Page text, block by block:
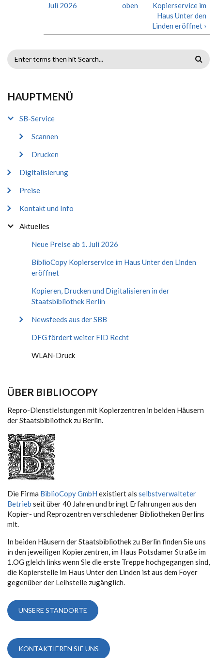
Juli 2026
oben
Kopierservice im
Haus Unter den
Linden eröffnet ›
SUCHFORMULAR
HAUPTMENÜ
SB-Service
Scannen
Drucken
Digitalisierung
Preise
Kontakt und Info
Aktuelles
Neue Preise ab 1. Juli 2026
BiblioCopy Kopierservice im Haus Unter den Linden
eröffnet
Kopieren, Drucken und Digitalisieren in der
Staatsbibliothek Berlin
Newsfeeds aus der SBB
DFG fördert weiter FID Recht
WLAN-Druck
ÜBER BIBLIOCOPY
Repro-Dienstleistungen mit Kopierzentren in beiden Häusern
der Staatsbibliothek zu Berlin.
Die Firma BiblioCopy GmbH existiert als selbstverwalteter
Betrieb seit über 40 Jahren und bringt Erfahrungen aus den
Kopier- und Reprozentren verschiedener Bibliotheken Berlins
mit.
In beiden Häusern der Staatsbibliothek zu Berlin finden Sie uns
in den jeweiligen Kopierzentren, im Haus Potsdamer Straße im
1.OG gleich links wenn Sie die erste Treppe hochgegangen sind,
die Kopierstelle im Haus Unter den Linden ist aus dem Foyer
gegenüber der Leihstelle zugänglich.
UNSERE STANDORTE
KONTAKTIEREN SIE UNS